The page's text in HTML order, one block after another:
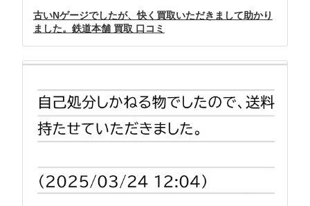
古いNゲージでしたが、快く買取いただきまして助かり
ました。鉄道本舗 買取 口コミ